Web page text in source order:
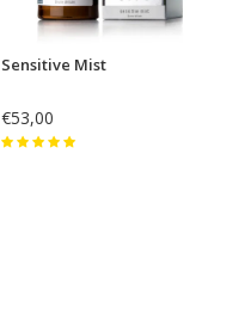
Sensitive Mist
€53,00